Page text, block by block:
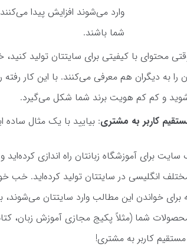
وارد می‌شوند افزایش پیدا
شما باشند.
محتوای با کیفیتی برای سایتتان تولید کنید،
به دیگران هم معرفی می‌کنند. با این کار
و کم کم هویت برند شما شکل می‌گیرد.
کاربر به مشتری: بیایید با یک مثال ساده
برای آموزشگاه زبانتان راه اندازی
انگلیسی در سایتتان تولید کرده‌اید. خب
برای خواندن این مطالب وارد سایتتان
کاربر به مشتری!